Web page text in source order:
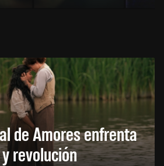
de Amores enfrenta
revolución